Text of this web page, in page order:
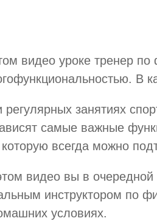
видео уроке тренер
В
регулярных занятиях
самые важные
которую всегда можно
видео вы в
инструктором по
условиях.